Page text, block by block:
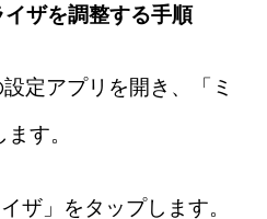
ザを調整する手順
定アプリを開き、「ミ
す。
イザ」をタップします。